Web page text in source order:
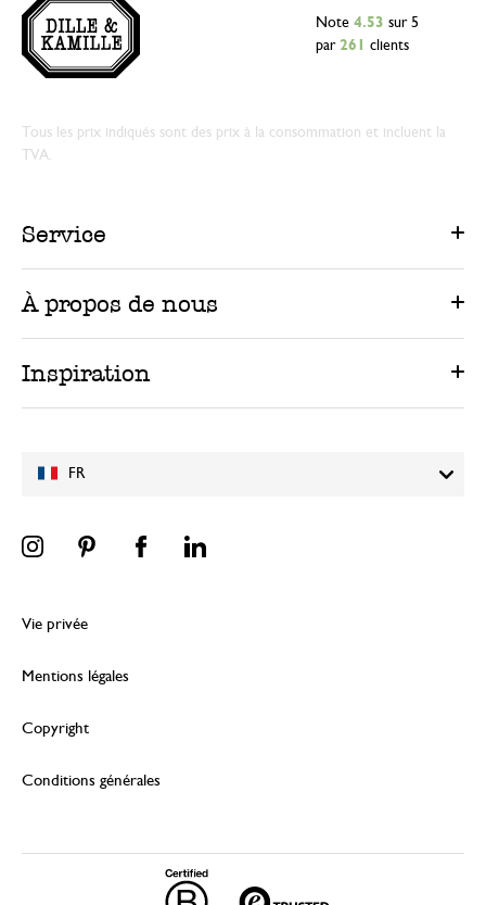
FR
Note 4.53 sur 5
par 261 clients
Tous les prix indiqués sont des prix à la consommation et incluent la
TVA.
Service
À propos de nous
Inspiration
Vie privée
Mentions légales
Copyright
Conditions générales